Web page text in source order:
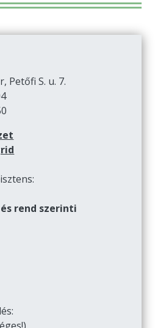
Petőfi S. u. 7.
rend szerinti